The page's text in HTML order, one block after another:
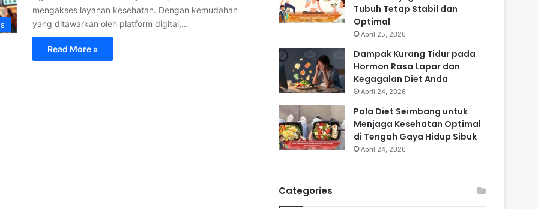
mengakses layanan kesehatan. Dengan kemudahan
yang ditawarkan oleh platform digital,…
Read More »
Tubuh Tetap Stabil dan
Optimal
April 25, 2026
Dampak Kurang Tidur pada
Hormon Rasa Lapar dan
Kegagalan Diet Anda
April 24, 2026
Pola Diet Seimbang untuk
Menjaga Kesehatan Optimal
di Tengah Gaya Hidup Sibuk
April 24, 2026
Categories